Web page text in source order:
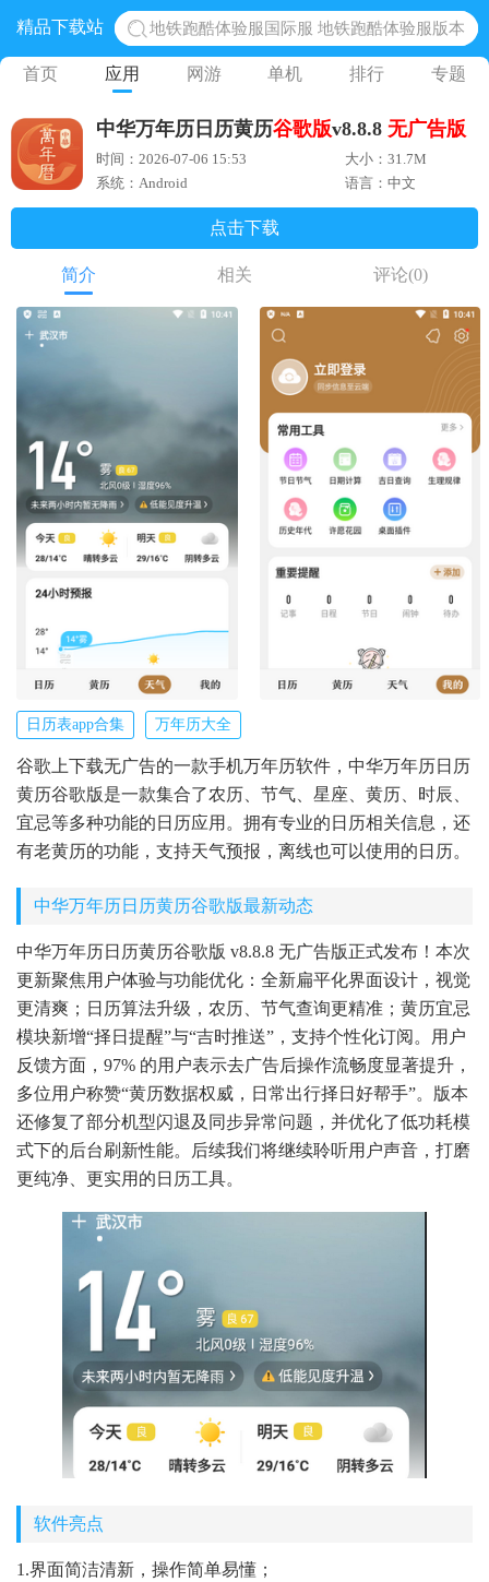
精品下载站
地铁跑酷体验服国际服 地铁跑酷体验服版本
网易光遇手游正版 点亮星空共庆周年
蛋仔派对下载 蛋仔派对体验服
奥特曼王者传奇 正版奥特曼游戏
首页 应用 网游 单机 排行 专题
中华万年历日历黄历谷歌版v8.8.8 无广告版
时间：2026-07-06 15:53
大小：31.7M
系统：Android
语言：中文
点击下载
简介 相关 评论(0)
日历表app合集 万年历大全
谷歌上下载无广告的一款手机万年历软件，中华万年历日历
黄历谷歌版是一款集合了农历、节气、星座、黄历、时辰、
宜忌等多种功能的日历应用。拥有专业的日历相关信息，还
有老黄历的功能，支持天气预报，离线也可以使用的日历。
中华万年历日历黄历谷歌版最新动态
中华万年历日历黄历谷歌版 v8.8.8 无广告版正式发布！本次
更新聚焦用户体验与功能优化：全新扁平化界面设计，视觉
更清爽；日历算法升级，农历、节气查询更精准；黄历宜忌
模块新增“择日提醒”与“吉时推送”，支持个性化订阅。用户
反馈方面，97% 的用户表示去广告后操作流畅度显著提升，
多位用户称赞“黄历数据权威，日常出行择日好帮手”。版本
还修复了部分机型闪退及同步异常问题，并优化了低功耗模
式下的后台刷新性能。后续我们将继续聆听用户声音，打磨
更纯净、更实用的日历工具。
软件亮点
1.界面简洁清新，操作简单易懂；